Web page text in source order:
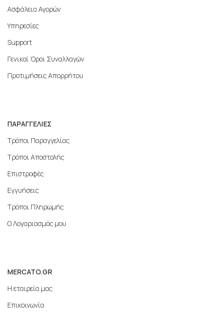
Ασφάλεια Αγορών
Υπηρεσίες
Support
Γενικοί Όροι Συναλλαγών
Προτιμήσεις Απορρήτου
ΠΑΡΑΓΓΕΛΙΕΣ
Τρόποι Παραγγελίας
Τρόποι Αποστολής
Επιστροφές
Εγγυήσεις
Τρόποι Πληρωμής
Ο Λογαριασμός μου
MERCATO.GR
Η εταιρεία μας
Επικοινωνία